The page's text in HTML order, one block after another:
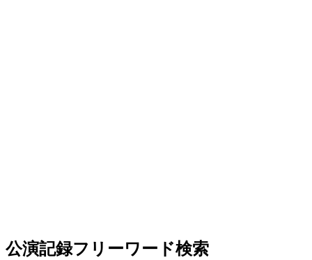
公演記録フリーワード検索